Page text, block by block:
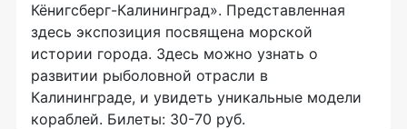
Кёнигсберг-Калининград». Представленная
здесь экспозиция посвящена морской
истории города. Здесь можно узнать о
развитии рыболовной отрасли в
Калининграде, и увидеть уникальные модели
кораблей. Билеты: 30-70 руб.